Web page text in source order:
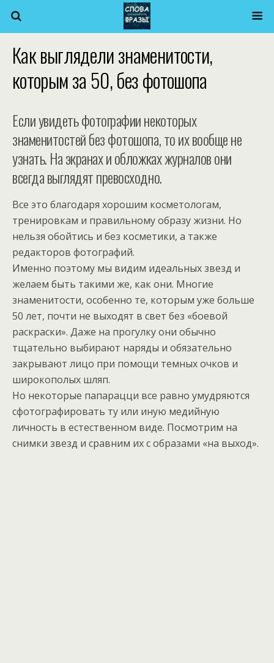
Как выглядели знаменитости,
которым за 50, без фотошопа
Если увидеть фотографии некоторых
знаменитостей без фотошопа, то их вообще не
узнать. На экранах и обложках журналов они
всегда выглядят превосходно.
Все это благодаря хорошим косметологам,
тренировкам и правильному образу жизни. Но
нельзя обойтись и без косметики, а также
редакторов фотографий.
Именно поэтому мы видим идеальных звезд и
желаем быть такими же, как они. Многие
знаменитости, особенно те, которым уже больше
50 лет, почти не выходят в свет без «боевой
раскраски». Даже на прогулку они обычно
тщательно выбирают наряды и обязательно
закрывают лицо при помощи темных очков и
широкополых шляп.
Но некоторые папарацци все равно умудряются
сфотографировать ту или иную медийную
личность в естественном виде. Посмотрим на
снимки звезд и сравним их с образами «на выход».